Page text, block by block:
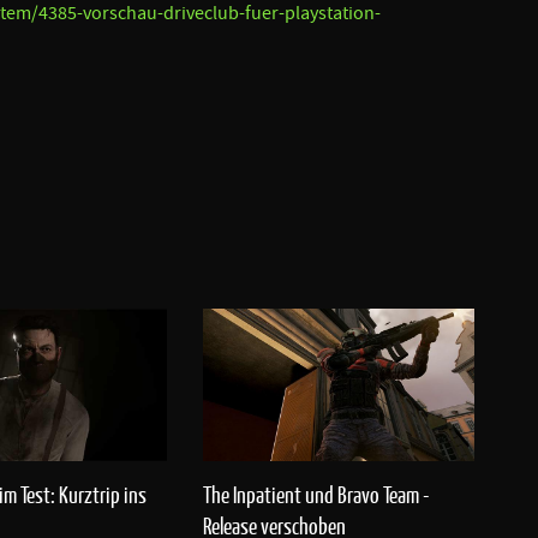
4385-vorschau-driveclub-fuer-playstation-
Test: Kurztrip ins
The Inpatient und Bravo Team -
Release verschoben